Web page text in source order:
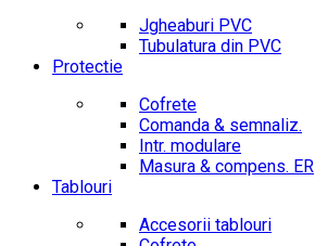
Jgheaburi PVC
Tubulatura din PVC
Protectie
Cofrete
Comanda & semnaliz.
Intr. modulare
Masura & compens. ER
Tablouri
Accesorii tablouri